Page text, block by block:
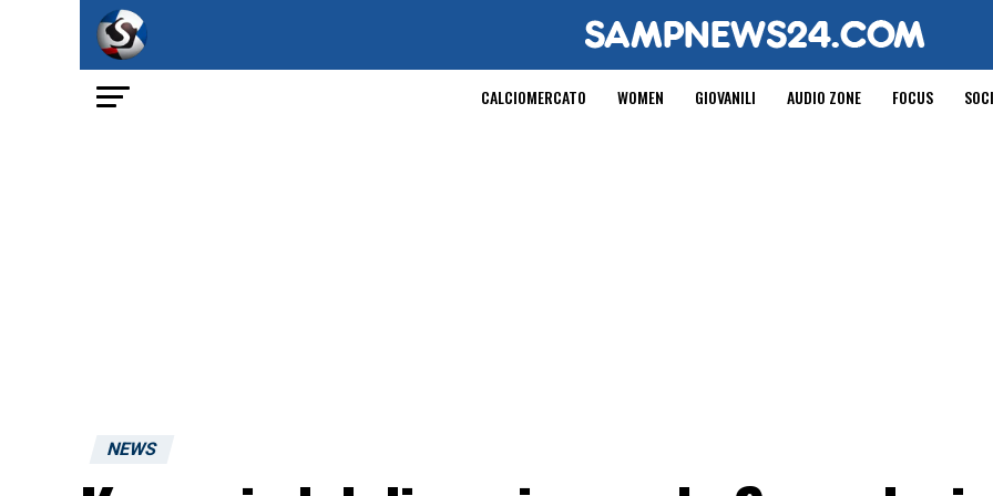
CALCIOMERCATO WOMEN GIOVANILI AUDIO ZONE FOCUS
NEWS